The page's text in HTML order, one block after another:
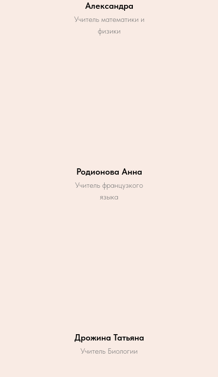
Александра
Учитель математики и
физики
Родионова Анна
Учитель французкого
языка
Дрожина Татьяна
Учитель Биологии